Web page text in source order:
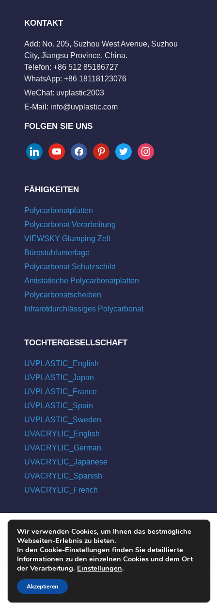
KONTAKT
Add: No. 205, Suzhou West Avenue, Suzhou
City, Jiangsu Province, China.
Telefon: +86 512 85186727
WhatsApp: +86 18118123076
WeChat: uvplastic2003
E-Mail: info@uvplastic.com
FOLGEN SIE UNS
linkedinyoutubefacebookpinteresttwitter instagram
FÄHIGKEITEN
Polycarbonatplatten
Polycarbonat Verarbeitung
VIEWSKY Glamping Zelt
Bürostuhlunterlage
Polycarbonat Schutzschild
Antistatische Polycarbonatplatten
Polycarbonatscheiben
Infrarotdurchlässiges Polycarbonat
TOCHTERGESELLSCHAFT
UVPLASTIC_English
UVPLASTIC_Japan
UVPLASTIC_France
UVPLASTIC_Spain
UVPLASTIC_Sweden
UVACRYLIC_English
UVACRYLIC_German
UVACRYLIC_Japanese
UVACRYLIC_Spanish
UVACRYLIC_French
COPYRIGHT © 2004 - 2026 UVPLASTIC MATERIAL TECHNOLOGY
CO., LTD. ALL RIGHTS RESERVED
Wir verwenden Cookies, um Ihnen das bestmögliche
Webseiten-Erlebnis zu bieten.
In den Cookie-Einstellungen finden Sie detaillierte
Informationen zu den einzelnen Cookies und dem Ort
der Verarbeitung. Einstellungen.
Akzeptieren